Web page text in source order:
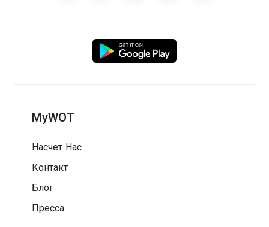
MyWOT
Насчет Нас
Контакт
Блог
Пресса